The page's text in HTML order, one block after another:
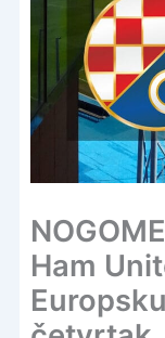
Ham